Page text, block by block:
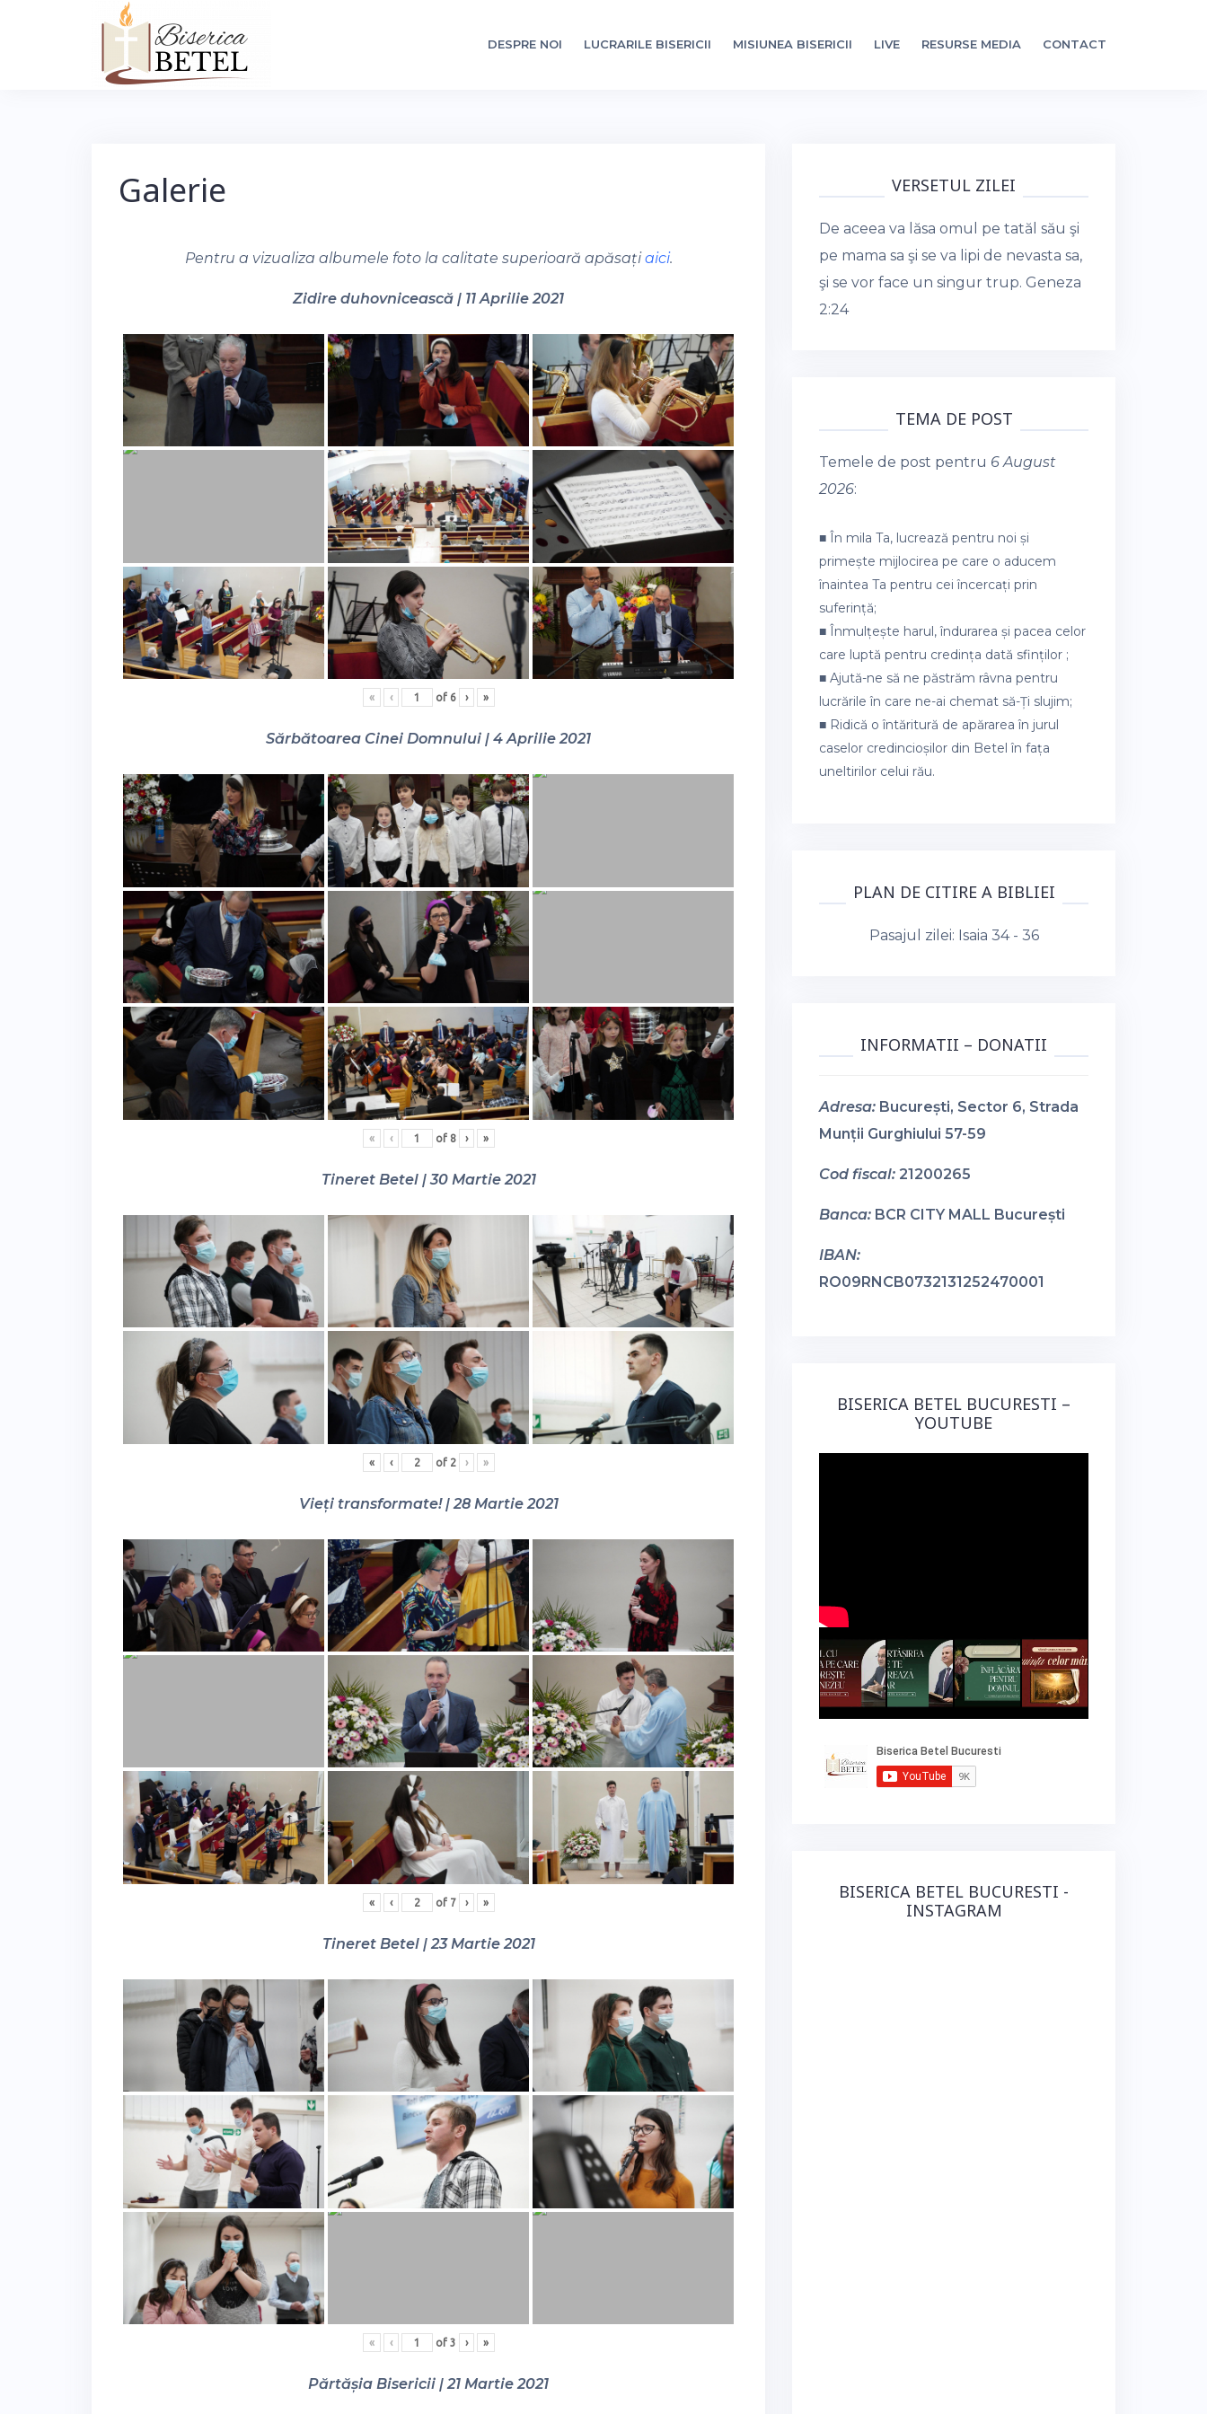
DESPRE NOI LUCRARILE BISERICII MISIUNEA BISERICII LIVE RESURSE MEDIA CONTACT
Galerie
Pentru a vizualiza albumele foto la calitate superioară apăsațiaici.
Zidire duhovnicească | 11 Aprilie 2021
« ‹ of 6 › »
Sărbătoarea Cinei Domnului | 4 Aprilie 2021
« ‹ of 8 › »
Tineret Betel | 30 Martie 2021
« ‹ of 2 › »
Vieți transformate! | 28 Martie 2021
« ‹ of 7 › »
Tineret Betel | 23 Martie 2021
« ‹ of 3 › »
Părtășia Bisericii | 21 Martie 2021
VERSETUL ZILEI
De aceea va lăsa omul pe tatăl său şi
pe mama sa şi se va lipi de nevasta sa,
şi se vor face un singur trup. Geneza
2:24
TEMA DE POST
Temele de post pentru 6 August
2026:
■ În mila Ta, lucrează pentru noi și
primește mijlocirea pe care o aducem
înaintea Ta pentru cei încercați prin
suferință;
■ Înmulțește harul, îndurarea și pacea celor
care luptă pentru credința dată sfinților ;
■ Ajută-ne să ne păstrăm râvna pentru
lucrările în care ne-ai chemat să-Ți slujim;
■ Ridică o întăritură de apărarea în jurul
caselor credincioșilor din Betel în fața
uneltirilor celui rău.
PLAN DE CITIRE A BIBLIEI
Pasajul zilei: Isaia 34 - 36
INFORMATII – DONATII
Adresa: București, Sector 6, Strada
Munții Gurghiului 57-59
Cod fiscal: 21200265
Banca: BCR CITY MALL București
IBAN:
RO09RNCB0732131252470001
BISERICA BETEL BUCURESTI –
YOUTUBE
BISERICA BETEL BUCURESTI -
INSTAGRAM